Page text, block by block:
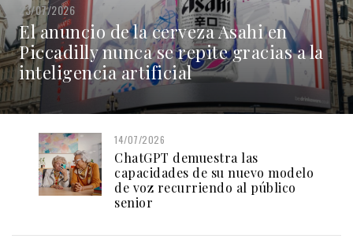
23/07/2026
El anuncio de la cerveza Asahi en
Piccadilly nunca se repite gracias a la
inteligencia artificial
14/07/2026
ChatGPT demuestra las
capacidades de su nuevo modelo
de voz recurriendo al público
senior